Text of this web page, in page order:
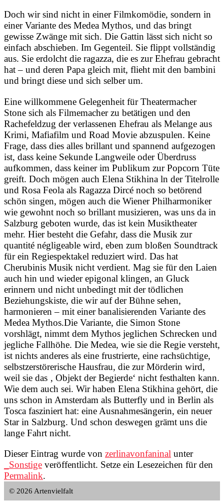
Doch wir sind nicht in einer Filmkomödie, sondern in
einer Variante des Medea Mythos, und das bringt
gewisse Zwänge mit sich. Die Gattin lässt sich nicht so
einfach abschieben. Im Gegenteil. Sie flippt vollständig
aus. Sie erdolcht die ragazza, die es zur Ehefrau gebracht
hat – und deren Papa gleich mit, flieht mit den bambini
und bringt diese und sich selber um.
Eine willkommene Gelegenheit für Theatermacher
Stone sich als Filmemacher zu betätigen und den
Rachefeldzug der verlassenen Ehefrau als Melange aus
Krimi, Mafiafilm und Road Movie abzuspulen. Keine
Frage, dass dies alles brillant und spannend aufgezogen
ist, dass keine Sekunde Langweile oder Überdruss
aufkommen, dass keiner im Publikum zur Popcorn Tüte
greift. Doch mögen auch Elena Stikhina ln der Titelrolle
und Rosa Feola als Ragazza Dircé noch so betörend
schön singen, mögen auch die Wiener Philharmoniker
wie gewohnt noch so brillant musizieren, was uns da in
Salzburg geboten wurde, das ist kein Musiktheater
mehr. Hier besteht die Gefahr, dass die Musik zur
quantité négligeable wird, eben zum bloßen Soundtrack
für ein Regiespektakel reduziert wird. Das hat
Cherubinis Musik nicht verdient. Mag sie für den Laien
auch hin und wieder epigonal klingen, an Gluck
erinnern und nicht unbedingt mit der tödlichen
Beziehungskiste, die wir auf der Bühne sehen,
harmonieren – mit einer banalisierenden Variante des
Medea Mythos.Die Variante, die Simon Stone
vorshlägt, nimmt dem Mythos jeglichen Schrecken und
jegliche Fallhöhe. Die Medea, wie sie die Regie versteht,
ist nichts anderes als eine frustrierte, eine rachsüchtige,
selbstzerstörerische Hausfrau, die zur Mörderin wird,
weil sie das ‚ Objekt der Begierde‘ nicht festhalten kann.
Wie dem auch sei. Wir haben Elena Stikhina gehört, die
uns schon in Amsterdam als Butterfly und in Berlin als
Tosca fasziniert hat: eine Ausnahmesängerin, ein neuer
Star in Salzburg. Und schon deswegen grämt uns die
lange Fahrt nicht.
Dieser Eintrag wurde von zerlinavonfaninal unter
_Sonstige veröffentlicht. Setze ein Lesezeichen für den
Permalink.
© 2026 Artenvielfalt